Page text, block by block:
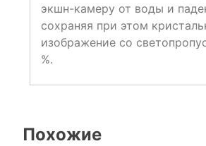
экшн-камеру от воды и
сохраняя при этом
изображение со
%.
Похожие